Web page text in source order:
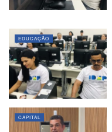
EDUCAÇÃO
CAPITAL